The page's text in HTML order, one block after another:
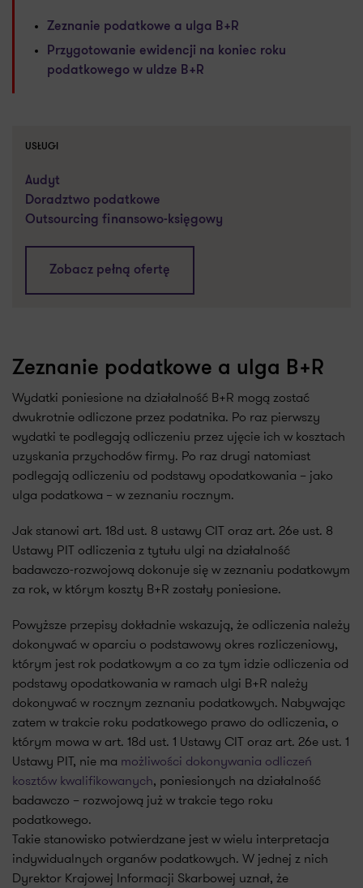
Zeznanie podatkowe a ulga B+R
Przygotowanie ewidencji na koniec roku
podatkowego w uldze B+R
USŁUGI
Audyt
Doradztwo podatkowe
Outsourcing finansowo-księgowy
Zobacz pełną ofertę
Zeznanie podatkowe a ulga B+R
Wydatki poniesione na działalność B+R mogą zostać
dwukrotnie odliczone przez podatnika. Po raz pierwszy
wydatki te podlegają odliczeniu przez ujęcie ich w kosztach
uzyskania przychodów firmy. Po raz drugi natomiast
podlegają odliczeniu od podstawy opodatkowania – jako
ulga podatkowa – w zeznaniu rocznym.
Jak stanowi art. 18d ust. 8 ustawy CIT oraz art. 26e ust. 8
Ustawy PIT odliczenia z tytułu ulgi na działalność
badawczo-rozwojową dokonuje się w zeznaniu podatkowym
za rok, w którym koszty B+R zostały poniesione.
Powyższe przepisy dokładnie wskazują, że odliczenia należy
dokonywać w oparciu o podstawowy okres rozliczeniowy,
którym jest rok podatkowym a co za tym idzie odliczenia od
podstawy opodatkowania w ramach ulgi B+R należy
dokonywać w rocznym zeznaniu podatkowych. Nabywając
zatem w trakcie roku podatkowego prawo do odliczenia, o
którym mowa w art. 18d ust. 1 Ustawy CIT oraz art. 26e ust. 1
Ustawy PIT, nie ma możliwości dokonywania odliczeń
kosztów kwalifikowanych, poniesionych na działalność
badawczo – rozwojową już w trakcie tego roku
podatkowego.
Takie stanowisko potwierdzane jest w wielu interpretacja
indywidualnych organów podatkowych. W jednej z nich
Dyrektor Krajowej Informacji Skarbowej uznał, że